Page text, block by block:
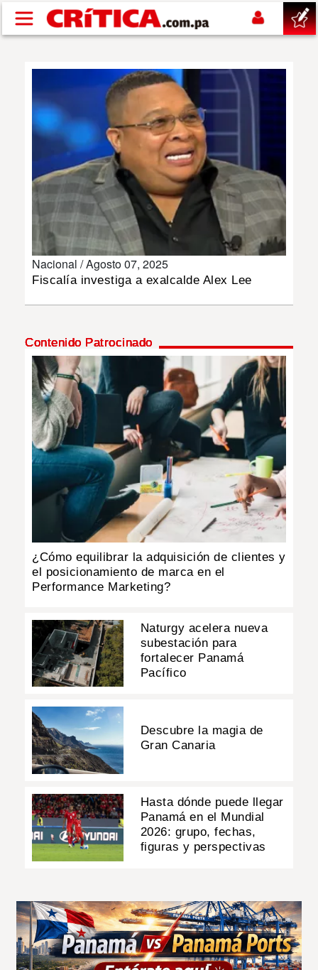
Pasar al contenido principal
SUCESOS
NACIONAL
POLÍTICA
SHOW
DEPORTES
MUNDO
INSÓLITAS
MULTIMEDIA
IMPRESO
Nacional /Agosto 07, 2025
Fiscalía investiga a exalcalde Alex Lee
Contenido Patrocinado
¿Cómo equilibrar la adquisición de clientes y
el posicionamiento de marca en el
Performance Marketing?
Naturgy acelera nueva
subestación para
fortalecer Panamá
Pacífico
Descubre la magia de
Gran Canaria
Hasta dónde puede llegar
Panamá en el Mundial
2026: grupo, fechas,
figuras y perspectivas